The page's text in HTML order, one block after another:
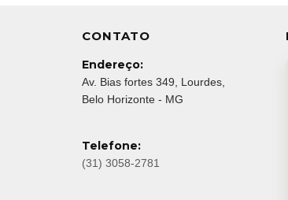
CONTATO
Endereço:
Av. Bias fortes 349, Lourdes,
Belo Horizonte - MG
Telefone:
(31) 3058-2781